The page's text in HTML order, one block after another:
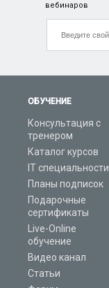
ОБУЧЕНИЕ
Консультация с
тренером
Каталог курсов
IT специальности
Планы подписок
Подарочные
сертификаты
Live-Online
обучение
Видео канал
Статьи
вебинаров